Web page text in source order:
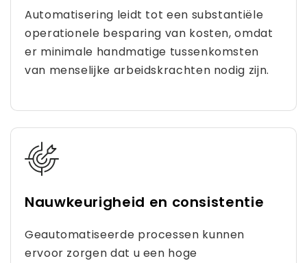
Automatisering leidt tot een substantiële
operationele besparing van kosten, omdat
er minimale handmatige tussenkomsten
van menselijke arbeidskrachten nodig zijn.
Nauwkeurigheid en consistentie
Geautomatiseerde processen kunnen
ervoor zorgen dat u een hoge